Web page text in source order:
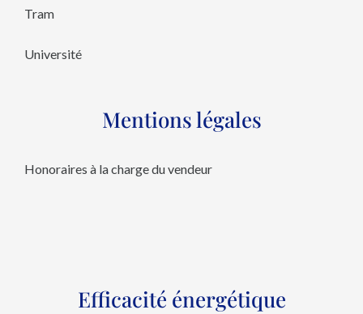
Tram
Université
Mentions légales
Honoraires à la charge du vendeur
Efficacité énergétique